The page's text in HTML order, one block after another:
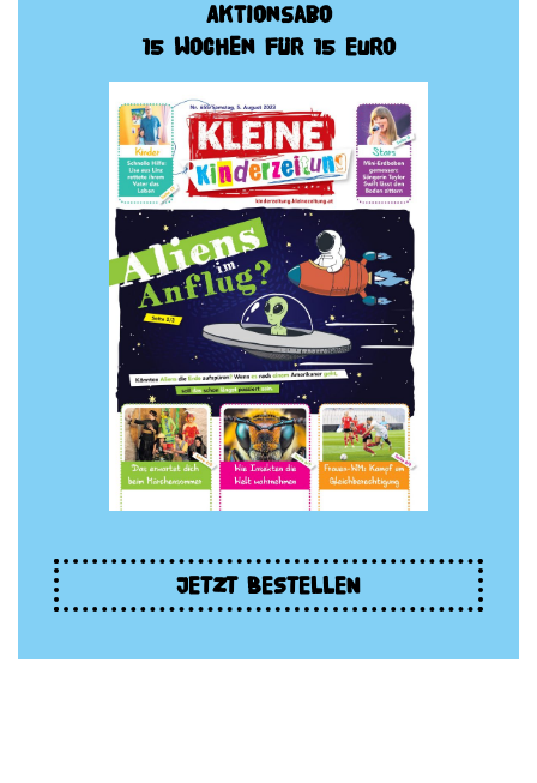
Aktionsabo
15 Wochen für 15 Euro
JETZT BESTELLEN